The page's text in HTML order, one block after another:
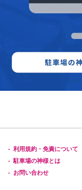
- 利用規約・免責について
- 駐車場の神様とは
- お問い合わせ